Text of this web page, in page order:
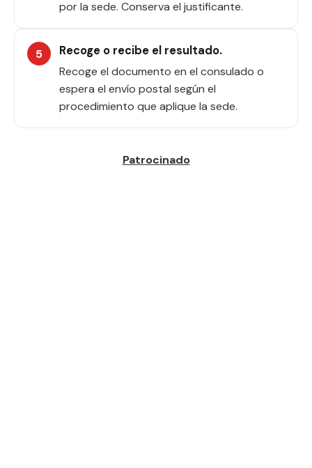
por la sede. Conserva el justificante.
Recoge o recibe el resultado.
Recoge el documento en el consulado o
espera el envío postal según el
procedimiento que aplique la sede.